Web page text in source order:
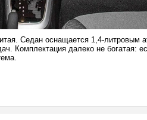
Седан оснащается 1,4-
Комплектация далеко не богатая: